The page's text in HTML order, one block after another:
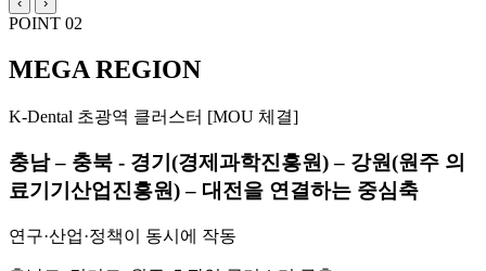
POINT 02
MEGA REGION
K-Dental 초광역 클러스터 [MOU 체결]
충남 – 충북 - 경기(경제과학진흥원) – 강원(원주 의
료기기산업진흥원) – 대전을 연결하는 중심축
연구·산업·정책이 동시에 작동